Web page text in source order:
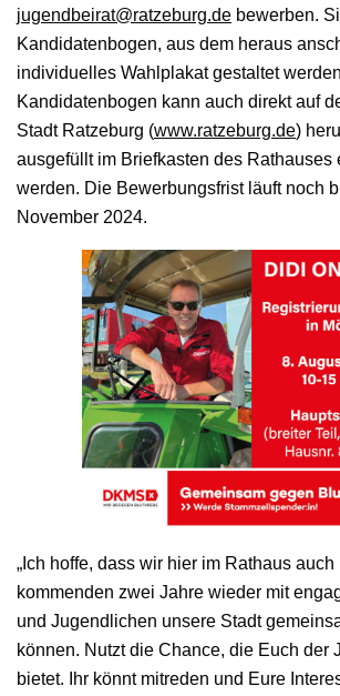
jugendbeirat@ratzeburg.de bewerben.
Kandidatenbogen, aus dem heraus
individuelles Wahlplakat gestaltet
Kandidatenbogen kann auch direkt auf
Stadt Ratzeburg (www.ratzeburg.de)
ausgefüllt im Briefkasten des Rathauses
werden. Die Bewerbungsfrist läuft noch
November 2024.
„Ich hoffe, dass wir hier im Rathaus auch
kommenden zwei Jahre wieder mit
und Jugendlichen unsere Stadt
können. Nutzt die Chance, die Euch der
bietet. Ihr könnt mitreden und Eure